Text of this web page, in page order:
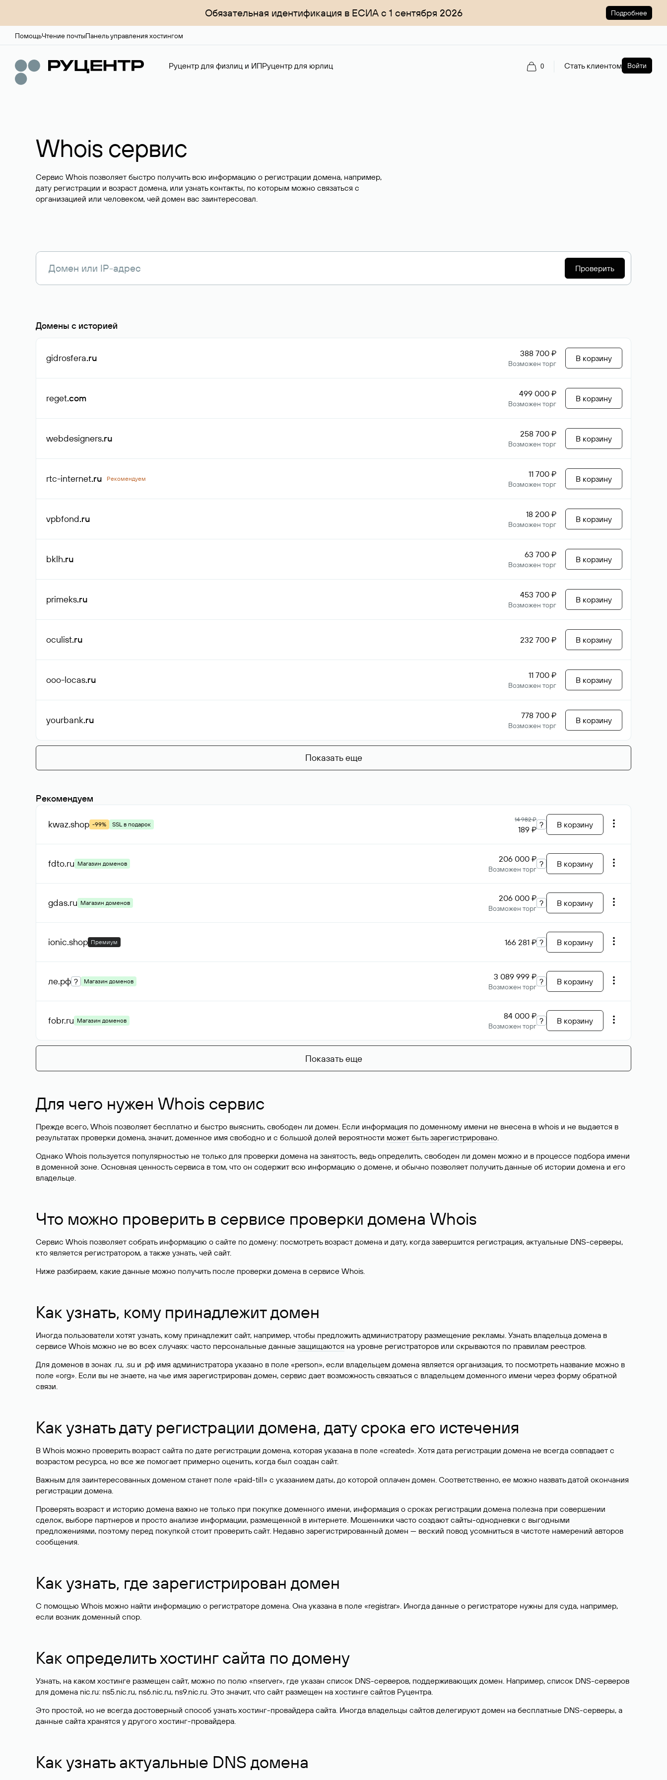
Обязательная идентификация в ЕСИА с 1 сентября 2026 Подробнее
ПомощьЧтение почтыПанель управления хостингом
Руцентр для физлиц и ИПРуцентр для юрлиц 0 Стать клиентом Войти
Whois сервис
Сервис Whois позволяет быстро получить всю информацию о регистрации домена, например,
дату регистрации и возраст домена, или узнать контакты, по которым можно связаться с
организацией или человеком, чей домен вас заинтересовал.
Проверить
Домены с историей
gidrosfera.ru 388 700 ₽
Возможен торг
В корзину
reget.com 499 000 ₽
Возможен торг
В корзину
webdesigners.ru 258 700 ₽
Возможен торг
В корзину
rtc-internet.ru Рекомендуем 11 700 ₽
Возможен торг
В корзину
vpbfond.ru 18 200 ₽
Возможен торг
В корзину
bklh.ru 63 700 ₽
Возможен торг
В корзину
primeks.ru 453 700 ₽
Возможен торг
В корзину
oculist.ru 232 700 ₽ В корзину
ooo-locas.ru 11 700 ₽
Возможен торг
В корзину
yourbank.ru 778 700 ₽
Возможен торг
В корзину
Показать еще
Рекомендуем
kwaz.shop -99% SSL в подарок
14 982 ₽
189 ₽ ? В корзину
fdto.ru Магазин доменов 206 000 ₽
Возможен торг
? В корзину
gdas.ru Магазин доменов 206 000 ₽
Возможен торг
? В корзину
ionic.shop Премиум 166 281 ₽ ? В корзину
ле.рф ? Магазин доменов 3 089 999 ₽
Возможен торг
? В корзину
fobr.ru Магазин доменов 84 000 ₽
Возможен торг
? В корзину
Показать еще
Для чего нужен Whois сервис
Прежде всего, Whois позволяет бесплатно и быстро выяснить, свободен ли домен. Если информация по доменному имени не внесена в whois и не выдается в
результатах проверки домена, значит, доменное имя свободно и с большой долей вероятности может быть зарегистрировано.
Однако Whois пользуется популярностью не только для проверки домена на занятость, ведь определить, свободен ли домен можно и в процессе подбора имени
в доменной зоне. Основная ценность сервиса в том, что он содержит всю информацию о домене, и обычно позволяет получить данные об истории домена и его
владельце.
Что можно проверить в сервисе проверки домена Whois
Сервис Whois позволяет собрать информацию о сайте по домену: посмотреть возраст домена и дату, когда завершится регистрация, актуальные DNS-серверы,
кто является регистратором, а также узнать, чей сайт.
Ниже разбираем, какие данные можно получить после проверки домена в сервисе Whois.
Как узнать, кому принадлежит домен
Иногда пользователи хотят узнать, кому принадлежит сайт, например, чтобы предложить администратору размещение рекламы. Узнать владельца домена в
сервисе Whois можно не во всех случаях: часто персональные данные защищаются на уровне регистраторов или скрываются по правилам реестров.
Для доменов в зонах .ru, .su и .рф имя администратора указано в поле «person», если владельцем домена является организация, то посмотреть название можно в
поле «org». Если вы не знаете, на чье имя зарегистрирован домен, сервис дает возможность связаться с владельцем доменного имени через форму обратной
связи.
Как узнать дату регистрации домена, дату срока его истечения
В Whois можно проверить возраст сайта по дате регистрации домена, которая указана в поле «created». Хотя дата регистрации домена не всегда совпадает с
возрастом ресурса, но все же помогает примерно оценить, когда был создан сайт.
Важным для заинтересованных доменом станет поле «paid-till» с указанием даты, до которой оплачен домен. Соответственно, ее можно назвать датой окончания
регистрации домена.
Проверять возраст и историю домена важно не только при покупке доменного имени, информация о сроках регистрации домена полезна при совершении
сделок, выборе партнеров и просто анализе информации, размещенной в интернете. Мошенники часто создают сайты-однодневки с выгодными
предложениями, поэтому перед покупкой стоит проверить сайт. Недавно зарегистрированный домен — веский повод усомниться в чистоте намерений авторов
сообщения.
Как узнать, где зарегистрирован домен
С помощью Whois можно найти информацию о регистраторе домена. Она указана в поле «registrar». Иногда данные о регистраторе нужны для суда, например,
если возник доменный спор.
Как определить хостинг сайта по домену
Узнать, на каком хостинге размещен сайт, можно по полю «nserver», где указан список DNS-серверов, поддерживающих домен. Например, список DNS-серверов
для домена nic.ru: ns5.nic.ru, ns6.nic.ru, ns9.nic.ru. Это значит, что сайт размещен на хостинге сайтов Руцентра.
Это простой, но не всегда достоверный способ узнать хостинг-провайдера сайта. Иногда владельцы сайтов делегируют домен на бесплатные DNS-серверы, а
данные сайта хранятся у другого хостинг-провайдера.
Как узнать актуальные DNS домена